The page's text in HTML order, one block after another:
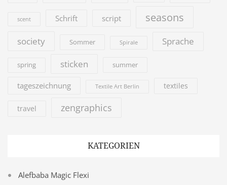
scent Schrift script seasons
society Sommer Spirale Sprache
spring sticken summer
tageszeichnung Textile Art Berlin textiles
travel zengraphics
KATEGORIEN
Alefbaba Magic Flexi